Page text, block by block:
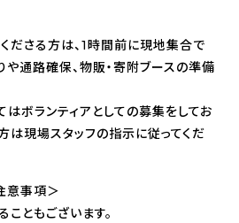
ださる方は、1時間前に現地集合で
や通路確保、物販・寄附ブースの準備
ボランティアとしての募集をしてお
は現場スタッフの指示に従ってくだ
意事項＞
こともございます。